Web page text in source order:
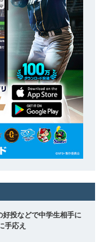
投などで中学生相手に
手応え